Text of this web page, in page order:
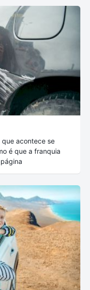
que acontece se
é que a franquia